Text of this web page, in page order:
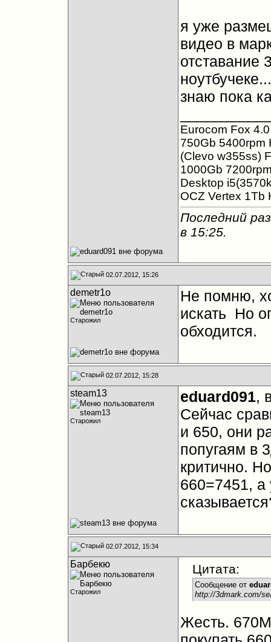
я уже
видео в
отставание
знаю пока
Eurocom Fox
750Gb 5400rpm
(Clevo w355ss)
1000Gb
Desktop
OCZ Vertex 1Tb
Последний
в 15:25.
02.07.2012, 15:26
demetr1o
Старожил
Не помню,
искать
Но
обходится.
02.07.2012, 15:28
steam13
Старожил
eduard091,
Сейчас
и 650, они
попугаям в
критично.
660=7451, а
02.07.2012, 15:34
Барбекю
Старожил
Цитата:
Сообщение от
http://3dmark.com/
Жесть.